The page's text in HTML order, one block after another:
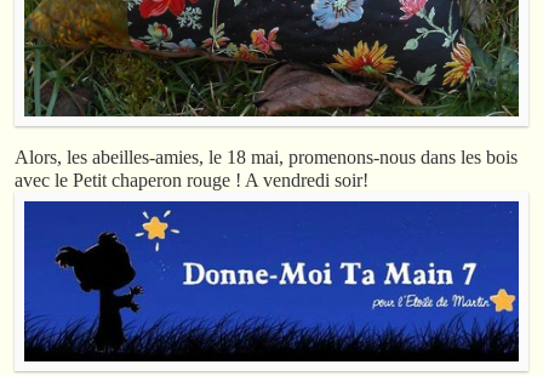
Alors, les abeilles-amies, le 18 mai, promenons-nous dans les bois
avec le Petit chaperon rouge ! A vendredi soir!